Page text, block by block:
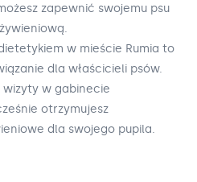
zapewnić swojemu psu
w mieście Rumia to
dla właścicieli psów.
wizyty w gabinecie
otrzymujesz
dla swojego pupila.